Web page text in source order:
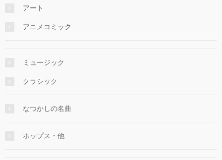
アート
アニメコミック
ミュージック
クラシック
なつかしの名曲
ポップス・他